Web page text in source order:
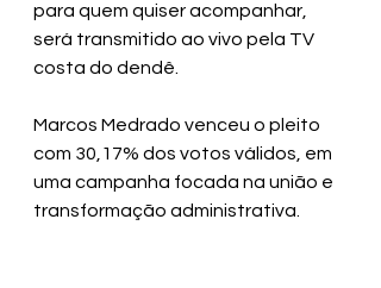
para quem quiser acompanhar,
será transmitido ao vivo pela TV
costa do dendê.
Marcos Medrado venceu o pleito
com 30,17% dos votos válidos, em
uma campanha focada na união e
transformação administrativa.